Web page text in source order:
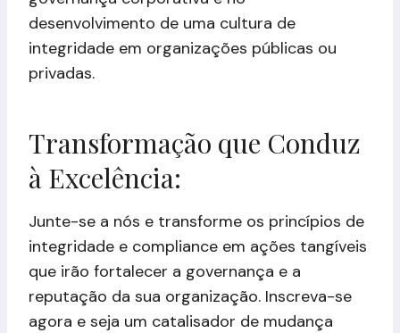
desenvolvimento de uma cultura de
integridade em organizações públicas ou
privadas.
Transformação que Conduz
à Excelência:
Junte-se a nós e transforme os princípios de
integridade e compliance em ações tangíveis
que irão fortalecer a governança e a
reputação da sua organização. Inscreva-se
agora e seja um catalisador de mudança